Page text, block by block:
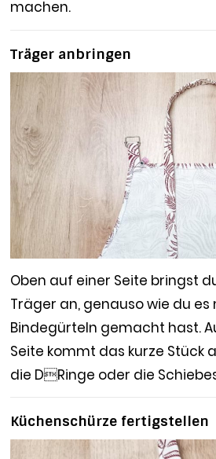
machen.
Träger anbringen
Oben auf einer Seite bringst
Träger an, genauso wie du es
Bindegürteln gemacht hast.
Seite kommt das kurze Stück
die DRinge oder die
Küchenschürze fertigstellen